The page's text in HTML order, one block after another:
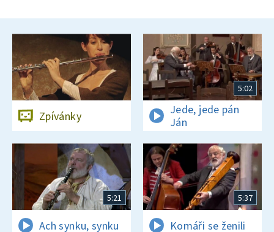
Zpívánky
5:02
Jede, jede pán
Ján
5:21
Ach synku, synku
5:37
Komáři se ženili